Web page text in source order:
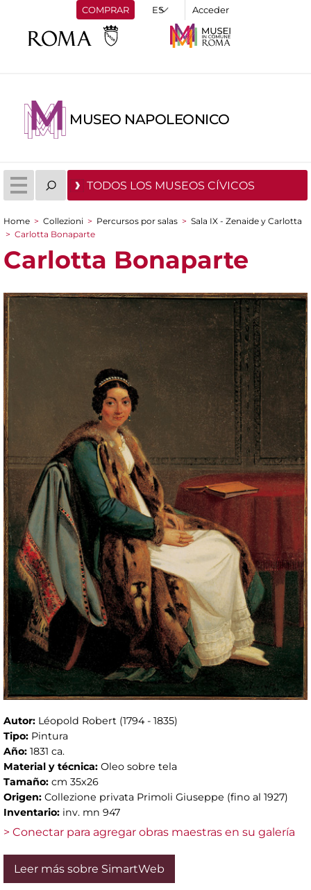
COMPRAR Acceder
MUSEO NAPOLEONICO
TODOS LOS MUSEOS CÍVICOS
You are here
Home > Collezioni > Percursos por salas > Sala IX - Zenaide y Carlotta
> Carlotta Bonaparte
Carlotta Bonaparte
Autor: Léopold Robert (1794 - 1835)
Tipo: Pintura
Año: 1831 ca.
Material y técnica: Oleo sobre tela
Tamaño: cm 35x26
Origen: Collezione privata Primoli Giuseppe (fino al 1927)
Inventario: inv. mn 947
> Conectar para agregar obras maestras en su galería
Leer más sobre SimartWeb